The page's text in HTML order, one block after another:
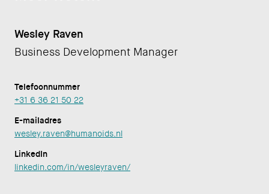
Wesley Raven
Business Development Manager
Telefoonnummer
+31 6 36 21 50 22
E-mailadres
wesley.raven@humanoids.nl
LinkedIn
linkedin.com/in/wesleyraven/